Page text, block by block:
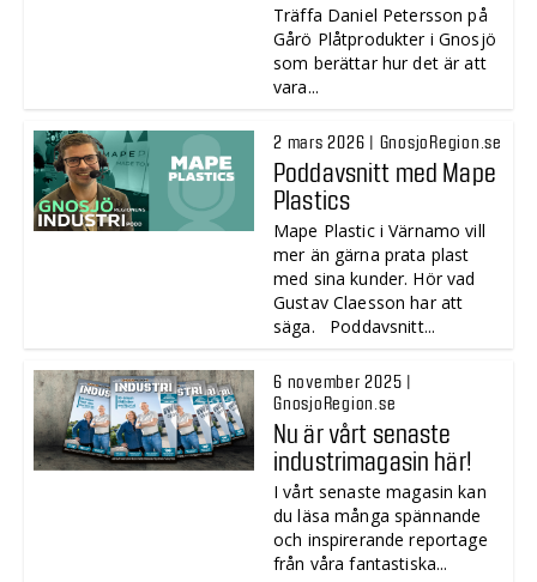
Träffa Daniel Petersson på
Gårö Plåtprodukter i Gnosjö
som berättar hur det är att
vara...
2 mars 2026 | GnosjoRegion.se
Poddavsnitt med Mape
Plastics
Mape Plastic i Värnamo vill
mer än gärna prata plast
med sina kunder. Hör vad
Gustav Claesson har att
säga. Poddavsnitt...
6 november 2025 |
GnosjoRegion.se
Nu är vårt senaste
industrimagasin här!
I vårt senaste magasin kan
du läsa många spännande
och inspirerande reportage
från våra fantastiska...